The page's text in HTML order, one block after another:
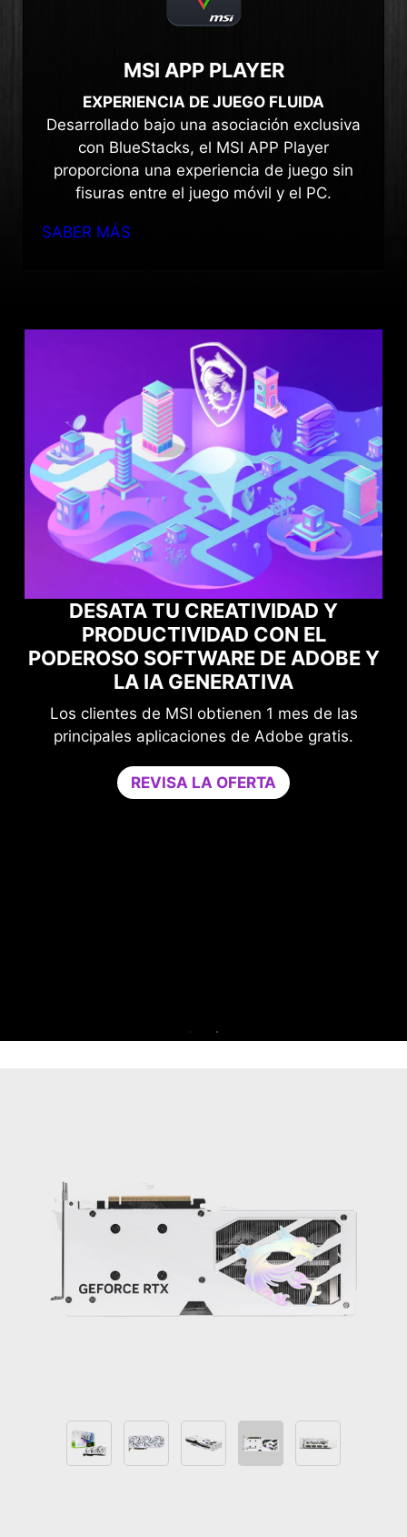
MSI APP PLAYER
EXPERIENCIA DE JUEGO FLUIDA
Desarrollado bajo una asociación exclusiva
con BlueStacks, el MSI APP Player
proporciona una experiencia de juego sin
fisuras entre el juego móvil y el PC.
SABER MÁS
Y
CON EL
DE ADOBE Y
obtienen 1 mes de las
de Adobe gratis.
MAXIMIZA EL
JUEGOS CON
Mejora tu protección
Game Optimizer dedica
necesaria para un